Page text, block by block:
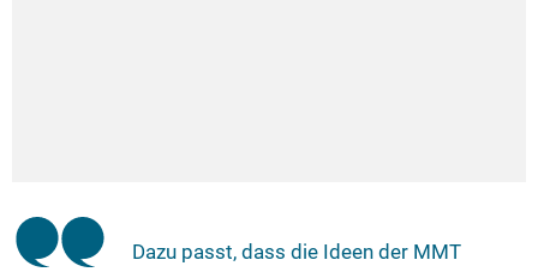
Dazu passt, dass die Ideen der MMT